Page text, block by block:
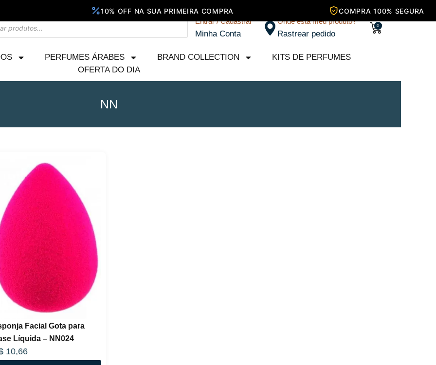
Entrar / Cadastrar
Minha Conta
Onde está meu produto?
Rastrear pedido
0
Carrinho
PERFUMES ÁRABES BRAND COLLECTION
KITS DE PERFUMES
OFERTA DO DIA
NN
Facial Gota para
Líquida – NN024
10,66